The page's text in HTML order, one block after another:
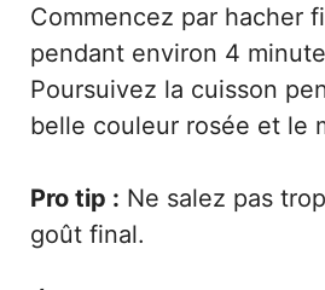
Commencez par hacher
pendant environ 4
Poursuivez la cuisson
belle couleur rosée et le
Pro tip : Ne salez pas
goût final.